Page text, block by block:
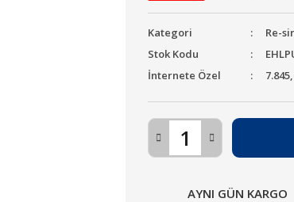
Kategori
Re-
Stok Kodu
İnternete Özel
AYNI GÜN KARGO